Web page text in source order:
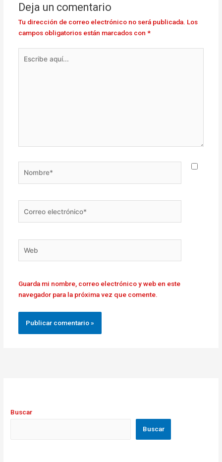
Deja un comentario
Tu dirección de correo electrónico no será publicada. Los
campos obligatorios están marcados con *
aquí...
electrónico*
Guarda mi nombre, correo electrónico y web en este
navegador para la próxima vez que comente.
Buscar
Buscar